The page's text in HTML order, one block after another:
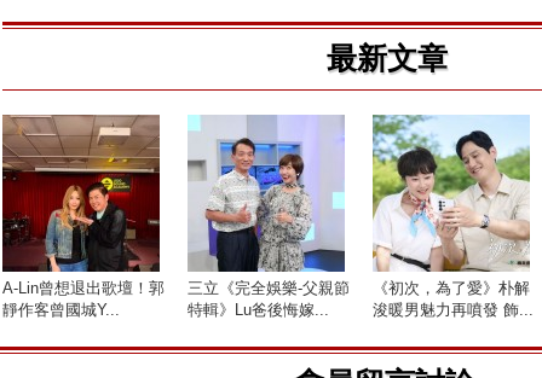
最新文章
A-Lin曾想退出歌壇！郭
靜作客曾國城Y...
三立《完全娛樂-父親節
特輯》Lu爸後悔嫁...
《初次，為了愛》朴解
浚暖男魅力再噴發 飾...